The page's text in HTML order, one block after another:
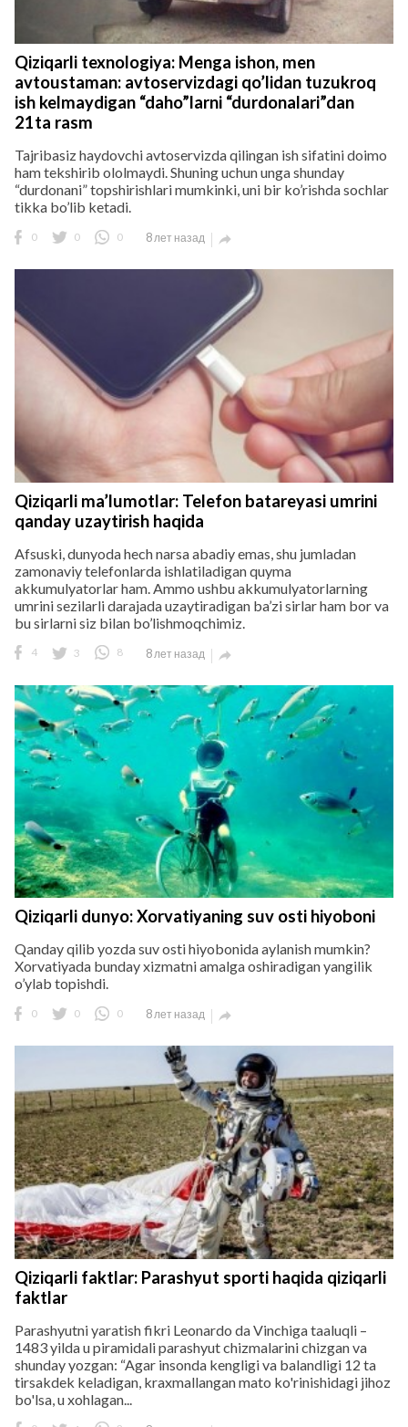
защищены.
Qiziqarli texnologiya: Menga ishon, men
avtoustaman: avtoservizdagi qo’lidan tuzukroq
ish kelmaydigan “daho”larni “durdonalari”dan
21ta rasm
Tajribasiz haydovchi avtoservizda qilingan ish sifatini doimo
ham tekshirib ololmaydi. Shuning uchun unga shunday
“durdonani” topshirishlari mumkinki, uni bir ko’rishda sochlar
tikka bo’lib ketadi.
0 0 0 8 лет назад 
Qiziqarli ma’lumotlar: Telefon batareyasi umrini
qanday uzaytirish haqida
Afsuski, dunyoda hech narsa abadiy emas, shu jumladan
zamonaviy telefonlarda ishlatiladigan quyma
akkumulyatorlar ham. Ammo ushbu akkumulyatorlarning
umrini sezilarli darajada uzaytiradigan ba’zi sirlar ham bor va
bu sirlarni siz bilan bo’lishmoqchimiz.
4 3 8 8 лет назад 
Qiziqarli dunyo: Xorvatiyaning suv osti hiyoboni
Qanday qilib yozda suv osti hiyobonida aylanish mumkin?
Xorvatiyada bunday xizmatni amalga oshiradigan yangilik
o’ylab topishdi.
0 0 0 8 лет назад 
Qiziqarli faktlar: Parashyut sporti haqida qiziqarli
faktlar
Parashyutni yaratish fikri Leonardo da Vinchiga taaluqli –
1483 yilda u piramidali parashyut chizmalarini chizgan va
shunday yozgan: “Agar insonda kengligi va balandligi 12 ta
tirsakdek keladigan, kraxmallangan mato ko'rinishidagi jihoz
bo'lsa, u xohlagan...